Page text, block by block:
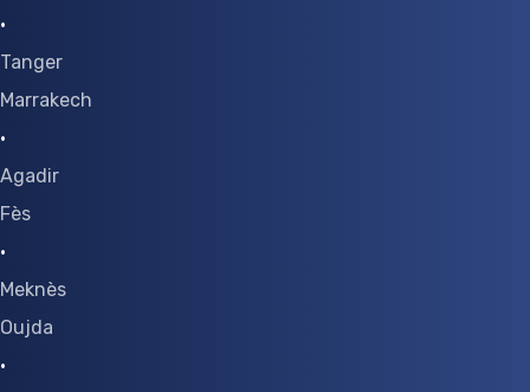
·
Tanger
Marrakech
·
Agadir
Fès
·
Meknès
Oujda
·